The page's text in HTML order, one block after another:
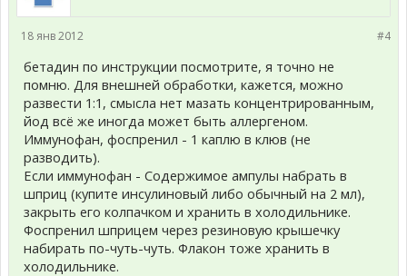
#4
18 янв 2012
бетадин по инструкции посмотрите, я точно не
помню. Для внешней обработки, кажется, можно
развести 1:1, смысла нет мазать концентрированным,
йод всё же иногда может быть аллергеном.
Иммунофан, фоспренил - 1 каплю в клюв (не
разводить).
Если иммунофан - Содержимое ампулы набрать в
шприц (купите инсулиновый либо обычный на 2 мл),
закрыть его колпачком и хранить в холодильнике.
Фоспренил шприцем через резиновую крышечку
набирать по-чуть-чуть. Флакон тоже хранить в
холодильнике.